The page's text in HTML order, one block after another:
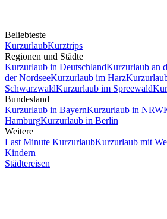
Beliebteste
KurzurlaubKurztrips
Regionen und Städte
Kurzurlaub in DeutschlandKurzurlaub an
der NordseeKurzurlaub im Harz
SchwarzwaldKurzurlaub im Spreewald
Bundesland
Kurzurlaub in BayernKurzurlaub in NRW
HamburgKurzurlaub in Berlin
Weitere
Last Minute KurzurlaubKurzurlaub mit
Kindern
Städtereisen